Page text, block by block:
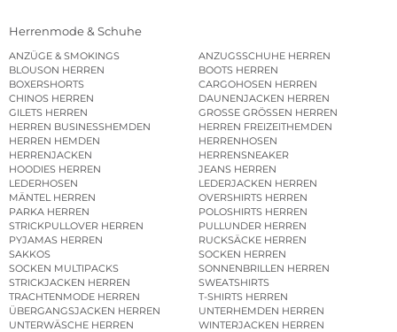
Herrenmode & Schuhe
ANZÜGE & SMOKINGS
ANZUGSSCHUHE HERREN
BLOUSON HERREN
BOOTS HERREN
BOXERSHORTS
CARGOHOSEN HERREN
CHINOS HERREN
DAUNENJACKEN HERREN
GILETS HERREN
GROSSE GRÖSSEN HERREN
HERREN BUSINESSHEMDEN
HERREN FREIZEITHEMDEN
HERREN HEMDEN
HERRENHOSEN
HERRENJACKEN
HERRENSNEAKER
HOODIES HERREN
JEANS HERREN
LEDERHOSEN
LEDERJACKEN HERREN
MÄNTEL HERREN
OVERSHIRTS HERREN
PARKA HERREN
POLOSHIRTS HERREN
STRICKPULLOVER HERREN
PULLUNDER HERREN
PYJAMAS HERREN
RUCKSÄCKE HERREN
SAKKOS
SOCKEN HERREN
SOCKEN MULTIPACKS
SONNENBRILLEN HERREN
STRICKJACKEN HERREN
SWEATSHIRTS
TRACHTENMODE HERREN
T-SHIRTS HERREN
ÜBERGANGSJACKEN HERREN
UNTERHEMDEN HERREN
UNTERWÄSCHE HERREN
WINTERJACKEN HERREN